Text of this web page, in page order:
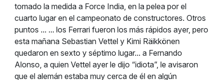
tomado la medida a Force India, en la pelea por el
cuarto lugar en el campeonato de constructores. Otros
puntos ... ... los Ferrari fueron los más rápidos ayer, pero
esta mañana Sebastian Vettel y Kimi Räikkönen
quedaron en sexto y séptimo lugar... a Fernando
Alonso, a quien Vettel ayer le dijo “idiota”, le avisaron
que el alemán estaba muy cerca de él en algún